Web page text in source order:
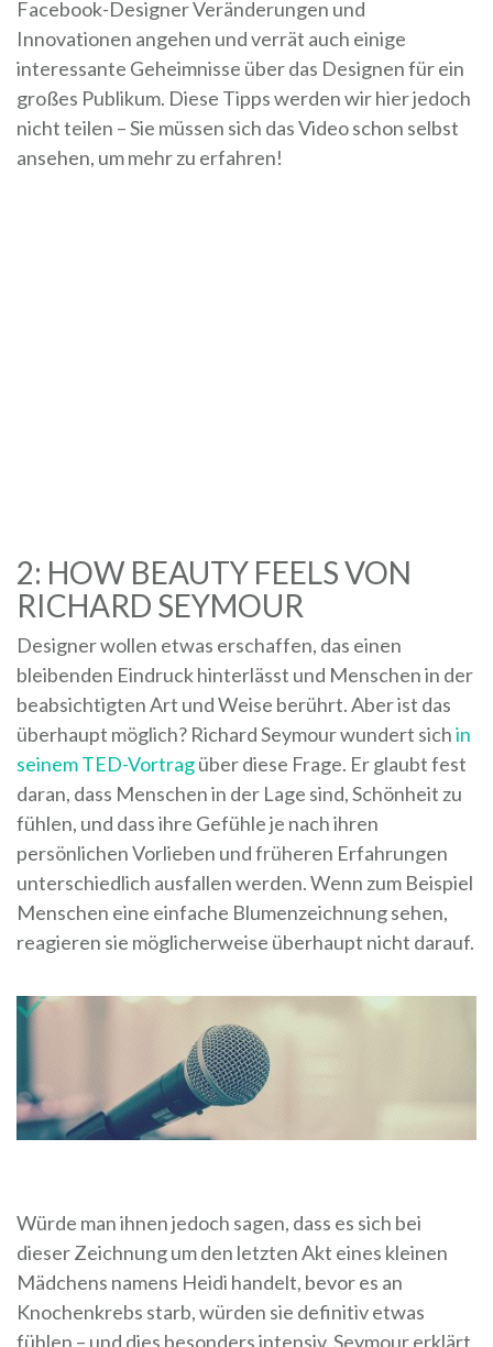
Facebook-Designer Veränderungen und
Innovationen angehen und verrät auch einige
interessante Geheimnisse über das Designen für ein
großes Publikum. Diese Tipps werden wir hier jedoch
nicht teilen – Sie müssen sich das Video schon selbst
ansehen, um mehr zu erfahren!
2: HOW BEAUTY FEELS VON
RICHARD SEYMOUR
Designer wollen etwas erschaffen, das einen
bleibenden Eindruck hinterlässt und Menschen in der
beabsichtigten Art und Weise berührt. Aber ist das
überhaupt möglich? Richard Seymour wundert sichin
seinem TED-Vortragüber diese Frage. Er glaubt fest
daran, dass Menschen in der Lage sind, Schönheit zu
fühlen, und dass ihre Gefühle je nach ihren
persönlichen Vorlieben und früheren Erfahrungen
unterschiedlich ausfallen werden. Wenn zum Beispiel
Menschen eine einfache Blumenzeichnung sehen,
reagieren sie möglicherweise überhaupt nicht darauf.
Würde man ihnen jedoch sagen, dass es sich bei
dieser Zeichnung um den letzten Akt eines kleinen
Mädchens namens Heidi handelt, bevor es an
Knochenkrebs starb, würden sie definitiv etwas
fühlen – und dies besonders intensiv. Seymour erklärt,